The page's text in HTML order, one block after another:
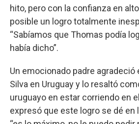
hito, pero con la confianza en
posible un logro totalmente
“Sabíamos que Thomas podía
había dicho”.
Un emocionado padre agradeció
Silva en Uruguay y lo resaltó
uruguayo en estar corriendo en
expresó que este logro se dé en